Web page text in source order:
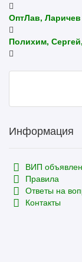
ОптЛав, Ларичев
Полихим,
Информация
ВИП
Правила
Ответы на
Контакты